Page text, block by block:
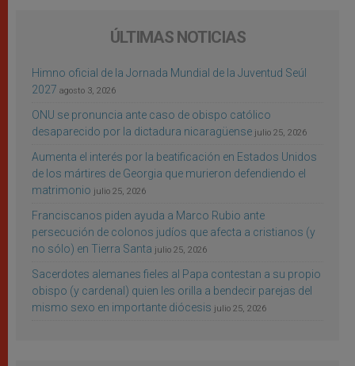
ÚLTIMAS NOTICIAS
Himno oficial de la Jornada Mundial de la Juventud Seúl
2027 agosto 3, 2026
ONU se pronuncia ante caso de obispo católico
desaparecido por la dictadura nicaragüense julio 25, 2026
Aumenta el interés por la beatificación en Estados Unidos
de los mártires de Georgia que murieron defendiendo el
matrimonio julio 25, 2026
Franciscanos piden ayuda a Marco Rubio ante
persecución de colonos judíos que afecta a cristianos (y
no sólo) en Tierra Santa julio 25, 2026
Sacerdotes alemanes fieles al Papa contestan a su propio
obispo (y cardenal) quien les orilla a bendecir parejas del
mismo sexo en importante diócesis julio 25, 2026